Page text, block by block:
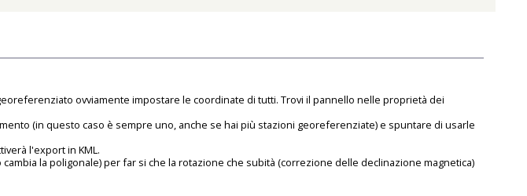
ovviamente impostare le coordinate di tutti. Trovi il pannello nelle proprietà dei
(in questo caso è sempre uno, anche se hai più stazioni georeferenziate) e spuntare di usarle
l'export in KML.
la poligonale) per far si che la rotazione che subità (correzione delle declinazione magnetica)